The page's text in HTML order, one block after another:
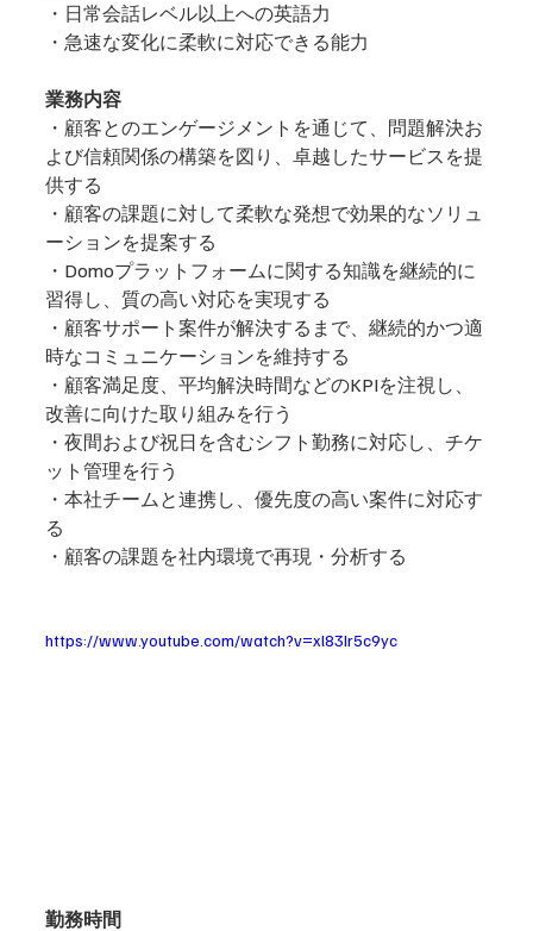
・日常会話レベル以上への英語力
・急速な変化に柔軟に対応できる能力
業務内容
・顧客とのエンゲージメントを通じて、問題解決お
よび信頼関係の構築を図り、卓越したサービスを提
供する
・顧客の課題に対して柔軟な発想で効果的なソリュ
ーションを提案する
・Domoプラットフォームに関する知識を継続的に
習得し、質の高い対応を実現する
・顧客サポート案件が解決するまで、継続的かつ適
時なコミュニケーションを維持する
・顧客満足度、平均解決時間などのKPIを注視し、
改善に向けた取り組みを行う
・夜間および祝日を含むシフト勤務に対応し、チケ
ット管理を行う
・本社チームと連携し、優先度の高い案件に対応す
る
・顧客の課題を社内環境で再現・分析する
https://www.youtube.com/watch?v=xl83Ir5c9yc
勤務時間